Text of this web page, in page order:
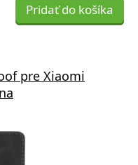
Pridať do košíka
pre Xiaomi